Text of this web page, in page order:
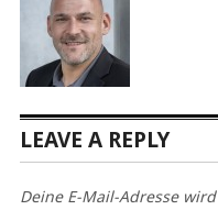
LEAVE A REPLY
Deine E-Mail-Adresse